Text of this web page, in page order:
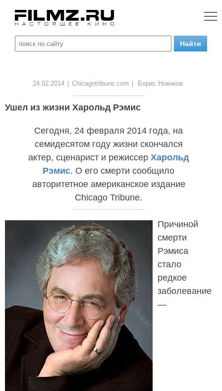
24.02.2014 Chicagotribune.com Борис Новиков
Ушел из жизни Харольд Рэмис
Сегодня, 24 февраля 2014 года, на
семидесятом году жизни скончался
актер, сценарист и режиссер Харольд
Рэмис. О его смерти сообщило
авторитетное американское издание
Chicago Tribune.
Причиной
смерти
Рэмиса
стало
редкое
заболевание
—